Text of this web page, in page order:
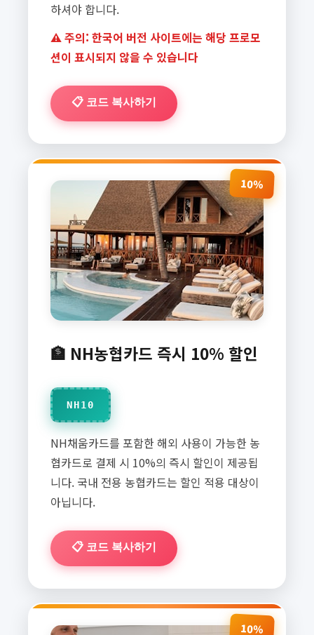
하셔야 합니다.
⚠️ 주의: 한국어 버전 사이트에는 해당 프로모
션이 표시되지 않을 수 있습니다
📋 코드 복사하기
10%
🏦 NH농협카드 즉시 10% 할인
NH10
NH채움카드를 포함한 해외 사용이 가능한 농
협카드로 결제 시 10%의 즉시 할인이 제공됩
니다. 국내 전용 농협카드는 할인 적용 대상이
아닙니다.
📋 코드 복사하기
10%